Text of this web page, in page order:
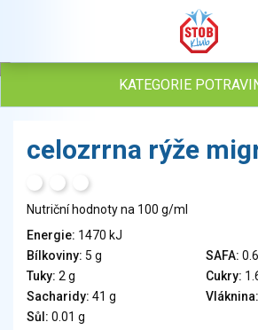
KATEGORIE
Vejce
Veganské a vegetariánské výrobky
Tuky
Obiloviny, mouka, cereální výrobky
Chléb, pečivo, křehké chleby, pufované
celozrrna rýže
Nutriční hodnoty na 100 g/ml
Energie: 1470 kJ
Bílkoviny: 5 g SAFA:
Tuky: 2 g Cukry:
Sacharidy: 41 g Vláknina:
Sůl: 0.01 g